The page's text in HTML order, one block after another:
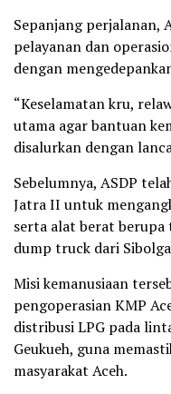
Sepanjang perjalanan,
pelayanan dan
dengan
“Keselamatan kru,
utama agar bantuan
disalurkan dengan
Sebelumnya, ASDP
Jatra II untuk
serta alat berat
dump truck dari
Misi kemanusiaan
pengoperasian KMP
distribusi LPG pada
Geukueh, guna
masyarakat Aceh.